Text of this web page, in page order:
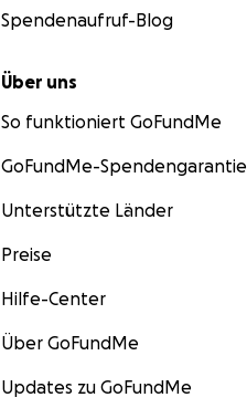
Spendenaufruf-Blog
Über uns
So funktioniert GoFundMe
GoFundMe-Spendengarantie
Unterstützte Länder
Preise
Hilfe-Center
Über GoFundMe
Updates zu GoFundMe